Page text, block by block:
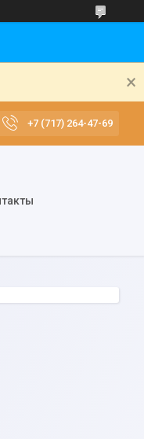
+7 (717) 264-47-69